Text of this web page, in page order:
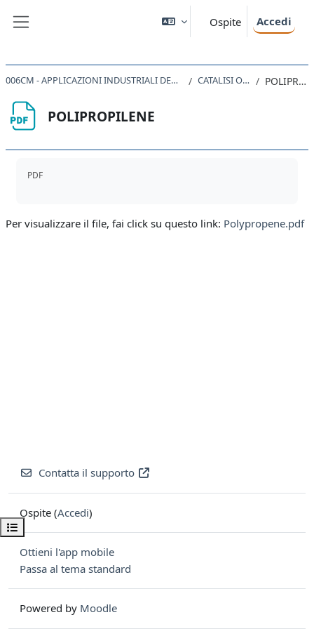
Ospite Accedi
Apri indice del corso
006CM - APPLICAZIONI INDUSTRIALI DELLA CATALISI OMOGENEA E FOTOCATALISI 2022 CATALISI OMOGENEA POLIPROPILENE
POLIPROPILENE
PDF
Per visualizzare il file, fai click su questo link: Polypropene.pdf
Contatta il supporto
Ospite (Accedi)
Ottieni l'app mobile
Passa al tema standard
Powered by Moodle